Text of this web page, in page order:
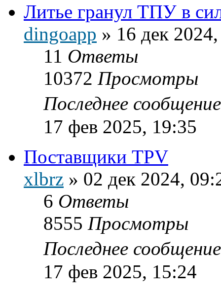
Литье гранул ТПУ в
dingoapp » 16 дек
11 Ответы
10372 Просмотры
Последнее
17 фев 2025, 19:35
Поставщики TPV
xlbrz » 02 дек 2024,
6 Ответы
8555 Просмотры
Последнее
17 фев 2025, 15:24